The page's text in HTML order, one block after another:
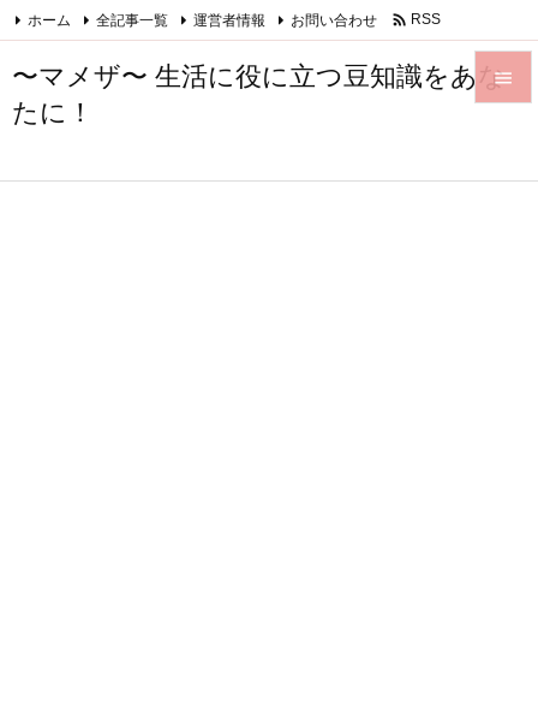
〜マメザ〜 生活に役に立つ豆知識をあな
たに！


ホーム 全記事一覧 運営者情報 お問い合わせ  RSS